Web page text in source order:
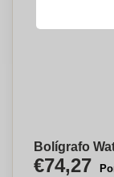
Bolígrafo
€74,27